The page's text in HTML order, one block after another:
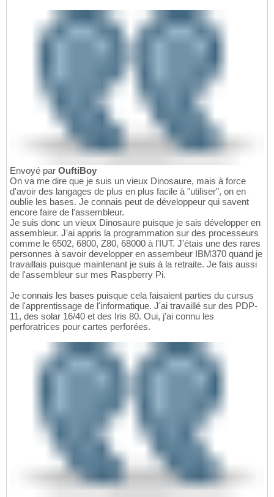
Envoyé par OuftiBoy
On va me dire que je suis un vieux Dinosaure, mais à force
d'avoir des langages de plus en plus facile à "utiliser", on en
oublie les bases. Je connais peut de développeur qui savent
encore faire de l'assembleur.
Je suis donc un vieux Dinosaure puisque je sais développer en
assembleur. J'ai appris la programmation sur des processeurs
comme le 6502, 6800, Z80, 68000 à l'IUT. J'étais une des rares
personnes à savoir developper en assembeur IBM370 quand je
travaillais puisque maintenant je suis à la retraite. Je fais aussi
de l'assembleur sur mes Raspberry Pi.
Je connais les bases puisque cela faisaient parties du cursus
de l'apprentissage de l'informatique. J'ai travaillé sur des PDP-
11, des solar 16/40 et des Iris 80. Oui, j'ai connu les
perforatrices pour cartes perforées.